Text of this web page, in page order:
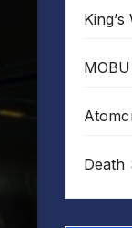
King’s
MOBU
Death